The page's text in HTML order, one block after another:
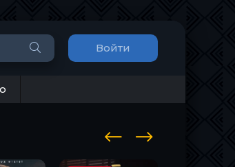
Войти